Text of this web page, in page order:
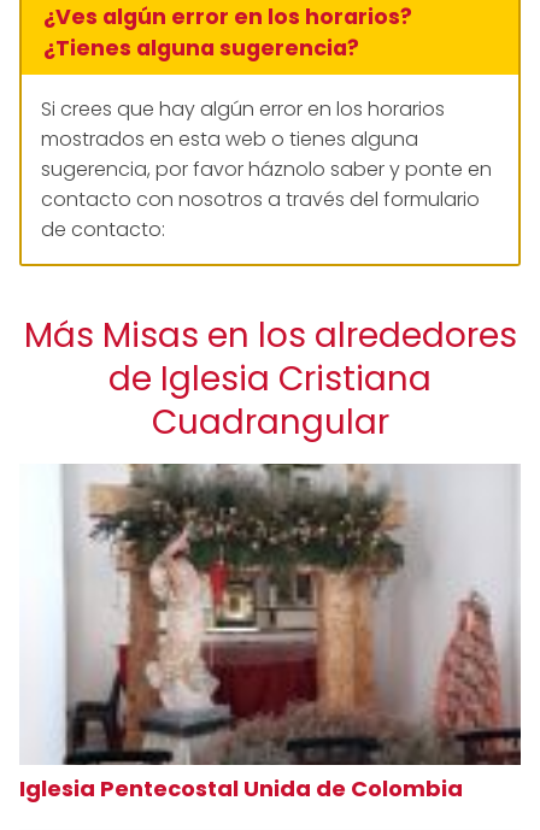
¿Ves algún error en los horarios?
¿Tienes alguna sugerencia?
Si crees que hay algún error en los horarios
mostrados en esta web o tienes alguna
sugerencia, por favor háznolo saber y ponte en
contacto con nosotros a través del formulario
de contacto:
Más Misas en los alrededores
de Iglesia Cristiana
Cuadrangular
Iglesia Pentecostal Unida de Colombia